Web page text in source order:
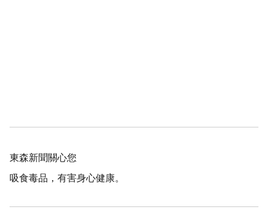
東森新聞關心您
吸食毒品，有害身心健康。